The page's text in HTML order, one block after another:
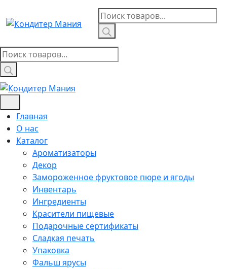
to
content
Поиск
товаров
Поиск
товаров
Главная
О нас
Каталог
Ароматизаторы
Декор
Замороженное фруктовое пюре и ягоды
Инвентарь
Ингредиенты
Красители пищевые
Подарочные сертификаты
Сладкая печать
Упаковка
Фальш ярусы